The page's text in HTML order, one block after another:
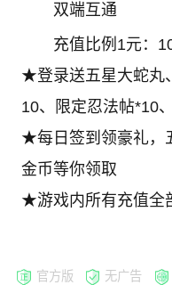
双端互通
充值比例1元：
★登录送五星大蛇丸
10、限定忍法帖*10
★每日签到领豪礼，
金币等你领取
★游戏内所有充值全
官方版 无广告